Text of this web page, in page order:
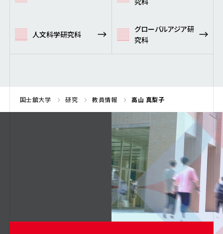
人文科学研究科
グローバルアジア研
究科
国士舘大学 研究 教員情報 高山 真梨子